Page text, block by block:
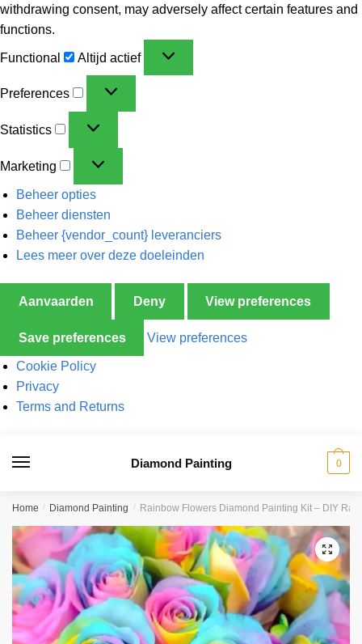
withdrawing consent, may adversely affect certain features and
functions.
Functional Altijd actief
Preferences
Statistics
Marketing
Beheer opties
Beheer diensten
Beheer {vendor_count} leveranciers
Lees meer over deze doeleinden
Aanvaarden Deny View preferences
Save preferences View preferences
Cookie Policy
Privacy
Terms and Returns
Diamond Painting 0
Home / Diamond Painting / Rainbow Flowers Diamond Painting Kit – DIY
🔍